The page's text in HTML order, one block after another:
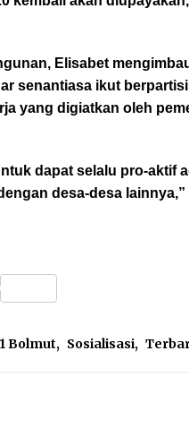
Elisabet
senantiasa ikut
yang digiatkan oleh
dapat selalu pro-aktif
desa-desa lainnya,”
Bolmut, Sosialisasi,